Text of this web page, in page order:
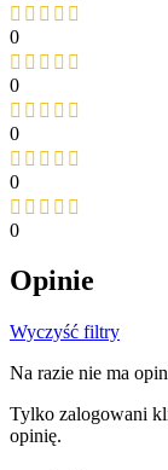
0
0
0
0
0
Opinie
Wyczyść filtry
Na razie nie ma
Tylko zalogowani
opinię.